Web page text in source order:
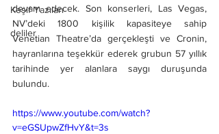
Keşif Yazıları
deliler
devam edecek. Son konserleri, Las Vegas,
NV’deki 1800 kişilik kapasiteye sahip
Venetian Theatre’da gerçekleşti ve Cronin,
hayranlarına teşekkür ederek grubun 57 yıllık
tarihinde yer alanlara saygı duruşunda
bulundu.
https://www.youtube.com/watch?
v=eGSUpwZfHvY&t=3s